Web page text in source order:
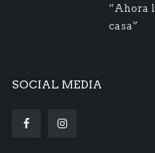
“Ahora
casa”
SOCIAL MEDIA